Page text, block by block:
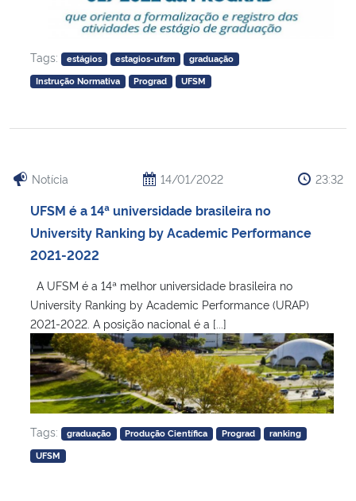
Tags: estágios estagios-ufsm
graduação
Instrução Normativa
Prograd UFSM
Notícia 14/01/2022 23:32
UFSM é a 14ª universidade brasileira no
University Ranking by Academic Performance
2021-2022
A UFSM é a 14ª melhor universidade brasileira no
University Ranking by Academic Performance (URAP)
2021-2022. A posição nacional é a [...]
Tags: graduação Produção Científica Prograd
ranking
UFSM